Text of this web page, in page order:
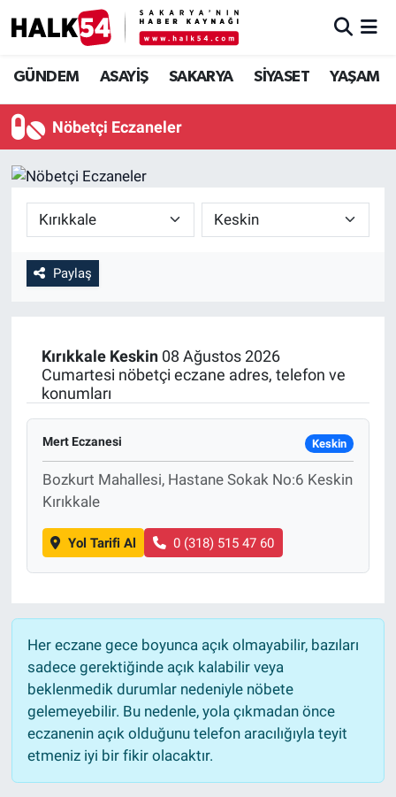
GÜNDEM ASAYİŞ SAKARYA SİYASET YAŞAM
Nöbetçi Eczaneler
Paylaş
Kırıkkale Keskin08 Ağustos 2026
Cumartesi nöbetçi eczane adres, telefon ve
konumları
Mert Eczanesi Keskin
Bozkurt Mahallesi, Hastane Sokak No:6 Keskin
Kırıkkale
Yol Tarifi Al 0 (318) 515 47 60
Her eczane gece boyunca açık olmayabilir, bazıları
sadece gerektiğinde açık kalabilir veya
beklenmedik durumlar nedeniyle nöbete
gelemeyebilir. Bu nedenle, yola çıkmadan önce
eczanenin açık olduğunu telefon aracılığıyla teyit
etmeniz iyi bir fikir olacaktır.
GÜNDEM
SAKARYA
SPOR
MAGAZİN
Adapazarı Nöbetçi Eczaneler
Süper Lig Puan Durumu ve Fikstür